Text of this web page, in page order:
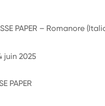
PAPER – Romanore
juin 2025
PAPER